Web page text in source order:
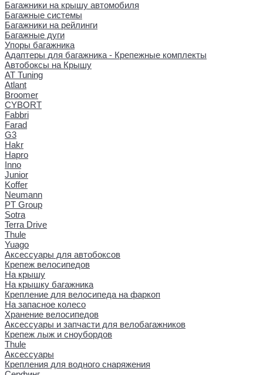
Багажники на крышу автомобиля
Багажные системы
Багажники на рейлинги
Багажные дуги
Упоры багажника
Адаптеры для багажника - Крепежные комплекты
Автобоксы на Крышу
AT Tuning
Atlant
Broomer
CYBORT
Fabbri
Farad
G3
Hakr
Hapro
Inno
Junior
Koffer
Neumann
PT Group
Sotra
Terra Drive
Thule
Yuago
Аксессуары для автобоксов
Крепеж велосипедов
На крышу
На крышку багажника
Крепление для велосипеда на фаркоп
На запасное колесо
Хранение велосипедов
Аксессуары и запчасти для велобагажников
Крепеж лыж и сноубордов
Thule
Аксессуары
Крепления для водного снаряжения